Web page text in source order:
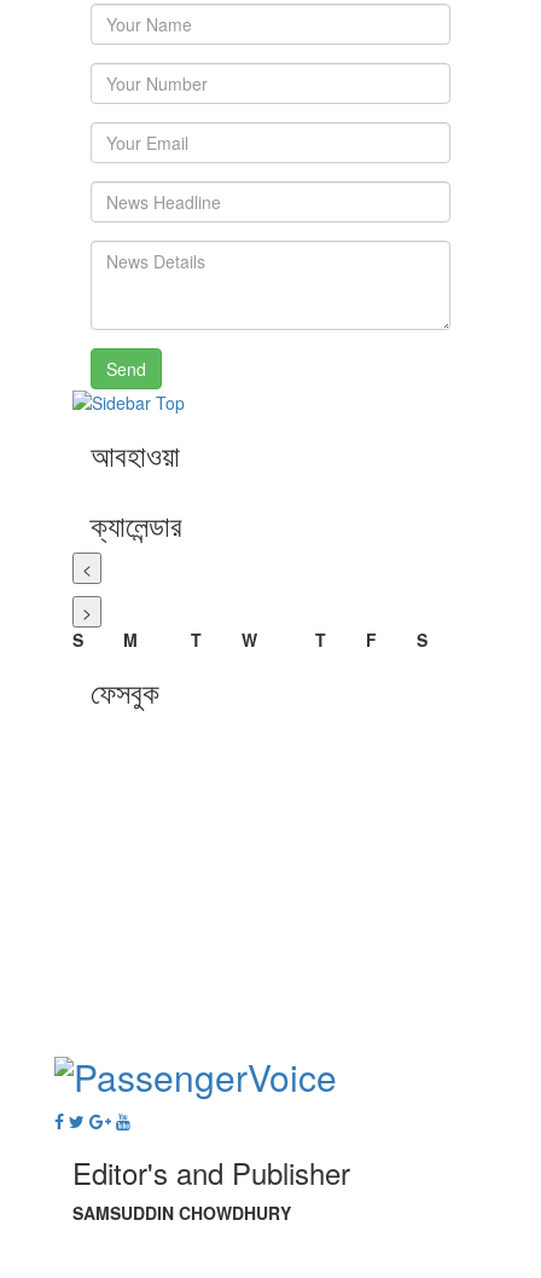
Send
আবহাওয়া
ক্যালেন্ডার
<
>
S
M T W T F S
ফেসবুক
Editor's and Publisher
SAMSUDDIN CHOWDHURY